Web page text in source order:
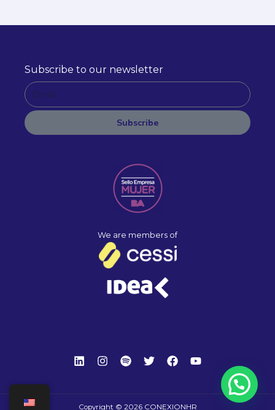
Subscribe to our newsletter
E
m
a
i
Subscribe
e
r
n
t
i
e
We are members of
Copyright © 2026 CONEXIONHR